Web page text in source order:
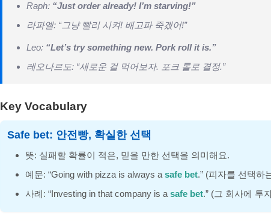
Raph: “Just order already! I’m starving!”
라파엘: “그냥 빨리 시켜! 배고파 죽겠어!”
Leo: “Let’s try something new. Pork roll it is.”
레오나르도: “새로운 걸 먹어보자. 포크 롤로 결정.”
Key Vocabulary
Safe bet: 안전빵, 확실한 선택
뜻: 실패할 확률이 적은, 믿을 만한 선택을 의미해요.
예문: “Going with pizza is always a safe bet.” (피자를 선택하
사례: “Investing in that company is a safe bet.” (그 회사에 투